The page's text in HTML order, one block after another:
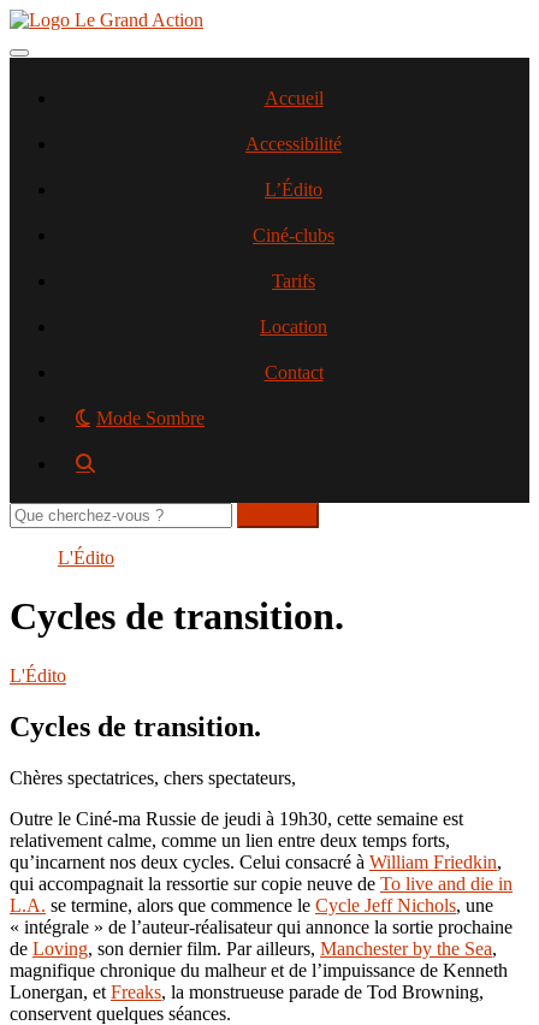
Aller
contenu
Toggle navigation
Accueil
Accessibilité
L’Édito
Ciné-clubs
Tarifs
Location
Contact
Mode Sombre
Rechercher
sur
L'Édito
Cycles de transition.
L'Édito
Cycles de transition.
Chères spectatrices, chers spectateurs,
Outre le Ciné-ma Russie de jeudi à 19h30, cette semaine est
relativement calme, comme un lien entre deux temps forts,
qu’incarnent nos deux cycles. Celui consacré à William Friedkin,
qui accompagnait la ressortie sur copie neuve de To live and die in
L.A. se termine, alors que commence le Cycle Jeff Nichols, une
« intégrale » de l’auteur-réalisateur qui annonce la sortie prochaine
de Loving, son dernier film. Par ailleurs, Manchester by the Sea,
magnifique chronique du malheur et de l’impuissance de Kenneth
Lonergan, et Freaks, la monstrueuse parade de Tod Browning,
conservent quelques séances.